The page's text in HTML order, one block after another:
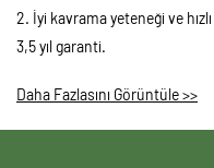
2. İyi kavrama yeteneği ve
3,5 yıl garanti.
Daha Fazlasını Görüntüle >>